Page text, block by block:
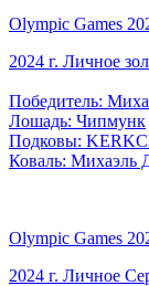
Olympic Games
2024 г. Личное
Победитель:
Лошадь: Чипмунк
Подковы:
Коваль: Михаэль
Olympic Games
2024 г. Личное